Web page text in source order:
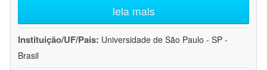
leia mais
Instituição/UF/País: Universidade de São Paulo - SP -
Brasil